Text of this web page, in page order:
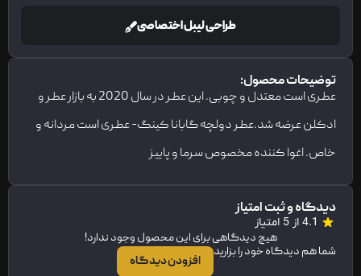
طراحی لیبل اختصاصی
توضیحات محصول:
عطری است معتدل و چوبی. این عطر در سال 2020 به بازار عطر و
ادکلن عرضه شد.عطر دولچه گابانا کینگ- عطری است مردانه و
خاص. اغوا کننده مخصوص سرما و پاییز
دیدگاه و ثبت امتیاز
4.1 از 5 امتیاز
هیچ دیدگاهی برای این محصول وجود ندارد!
شما هم دیدگاه خود را بزارید
افزودن دیدگاه